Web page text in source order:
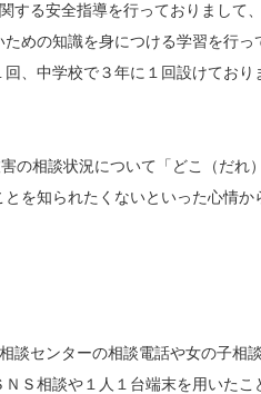
る安全指導を行っておりまして
めの知識を身につける学習を行
、中学校で３年に１回設けており
相談状況について「どこ（だれ
を知られたくないといった心情
センターの相談電話や女の子相
Ｓ相談や１人１台端末を用いた